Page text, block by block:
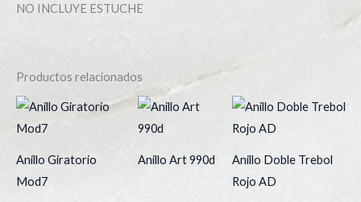
NO INCLUYE ESTUCHE
Productos relacionados
Anillo Giratorio
Mod7
Este
producto
Anillo Art 990d
Anillo Doble Trebol
Rojo AD